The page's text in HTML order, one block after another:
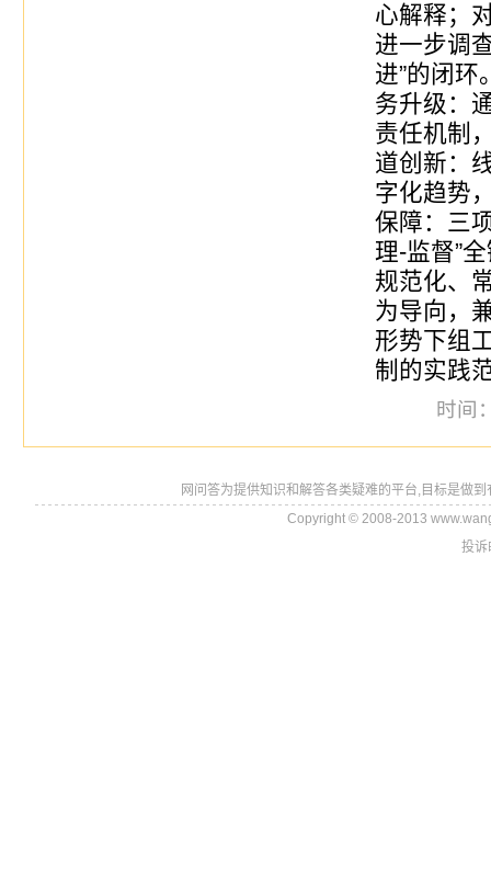
心解释；
进一步调
进”的闭环
务升级：
责任机制
道创新：
字化趋势
保障：三
理-监督”
规范化、
为导向，
形势下组
制的实践
时间
网问答为提供知识和解答各类疑难的平台,目标是做
Copyright © 2008-2013
投诉